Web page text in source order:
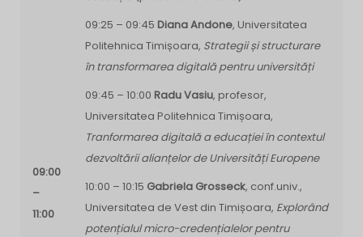
09:00
–
11:00
09:25 – 09:45 Diana Andone, Universitatea
Politehnica Timișoara, Strategii și structurare
în transformarea digitală pentru universități
09:45 – 10:00 Radu Vasiu, profesor,
Universitatea Politehnica Timișoara,
Tranformarea digitală a educației în contextul
dezvoltării alianțelor de Universități Europene
10:00 – 10:15 Gabriela Grosseck, conf.univ.,
Universitatea de Vest din Timișoara, Explorând
potențialul micro-credențialelor pentru